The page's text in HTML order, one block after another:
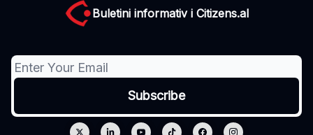
Buletini informativ i Citizens.al